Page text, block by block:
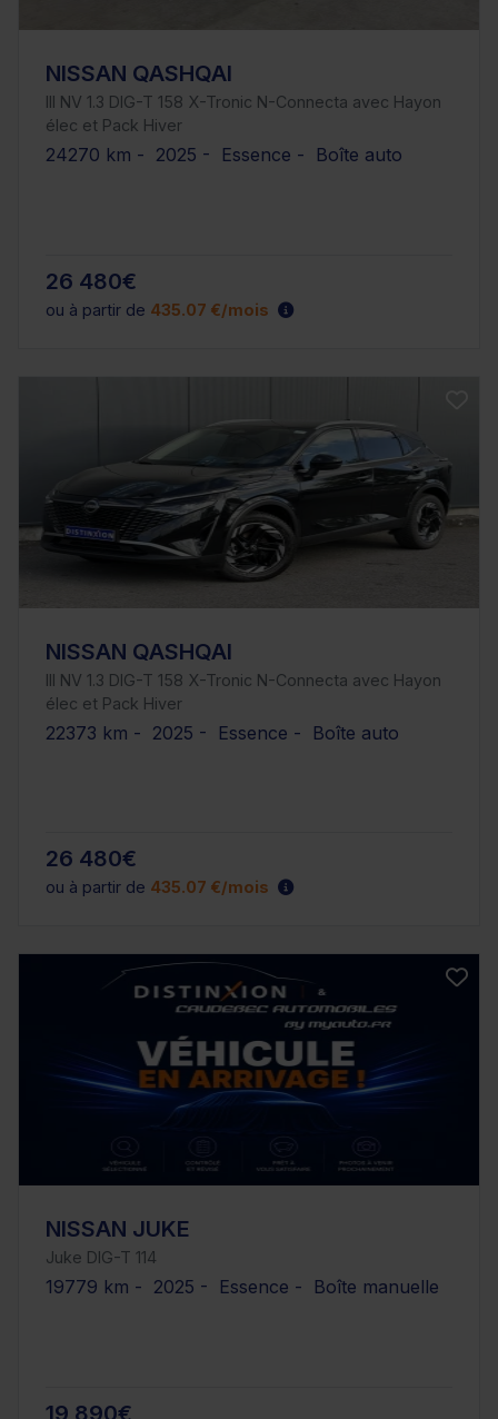
NISSAN QASHQAI
III NV 1.3 DIG-T 158 X-Tronic N-Connecta avec Hayon
élec et Pack Hiver
24270 km - 2025 - Essence - Boîte auto
26 480€
ou à partir de 435.07 €/mois
NISSAN QASHQAI
III NV 1.3 DIG-T 158 X-Tronic N-Connecta avec Hayon
élec et Pack Hiver
22373 km - 2025 - Essence - Boîte auto
26 480€
ou à partir de 435.07 €/mois
NISSAN JUKE
Juke DIG-T 114
19779 km - 2025 - Essence - Boîte manuelle